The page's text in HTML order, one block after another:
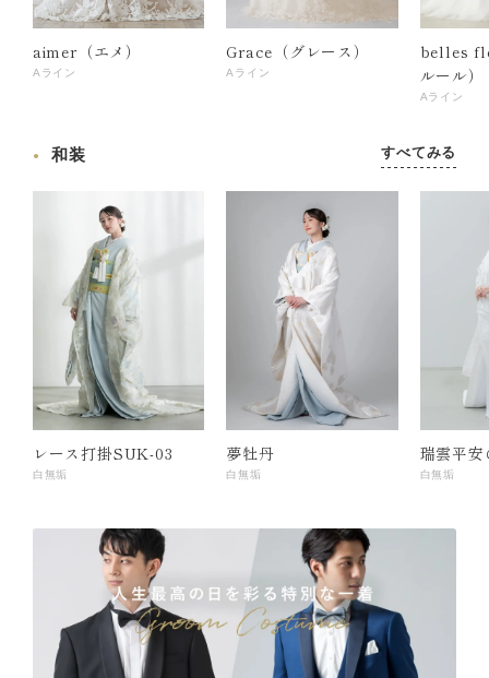
aimer（エメ）
Aライン
Grace（グレース）
Aライン
belles
ルール）
Aライン
和装 すべてみる
レース打掛SUK-03
白無垢
夢牡丹
白無垢
瑞雲平安
白無垢